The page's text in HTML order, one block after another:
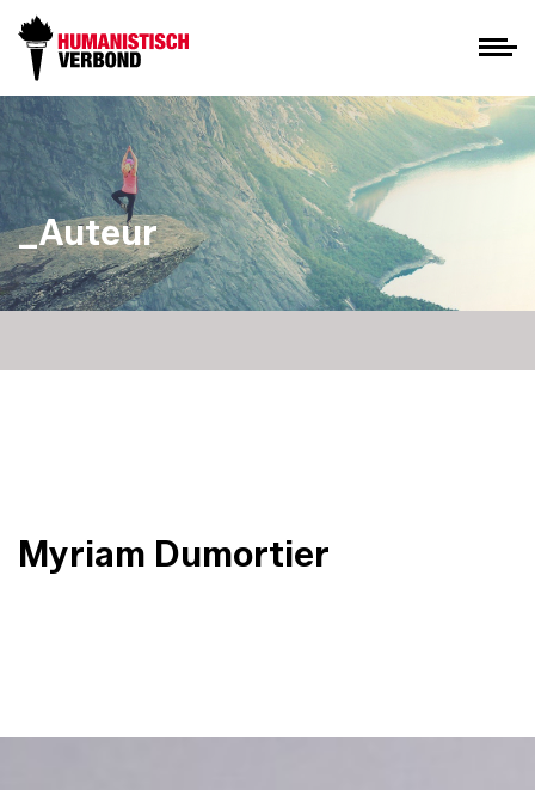
_Auteur
Myriam Dumortier